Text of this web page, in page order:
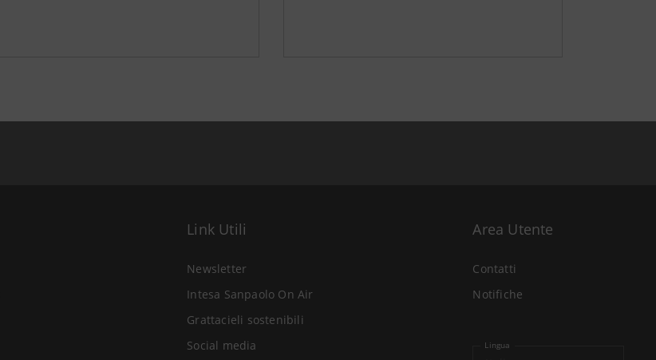
Link Utili
Newsletter
Intesa Sanpaolo On Air
Grattacieli sostenibili
Social media
Area Utente
Contatti
Notifiche
Lingua